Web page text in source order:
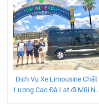
Dịch Vụ Xe Limousine Chất
Lượng Cao Đà Lạt đi Mũi Né